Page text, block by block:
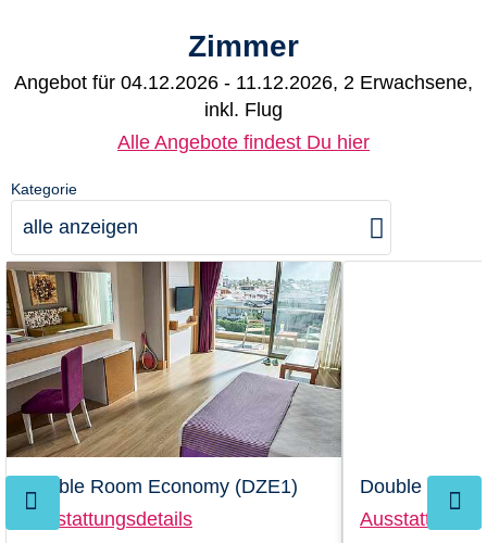
Zimmer
Angebot für 04.12.2026 - 11.12.2026, 2 Erwachsene,
inkl. Flug
Alle Angebote findest Du hier
Kategorie
alle anzeigen
Double Room Economy (DZE1)
Ausstattungsdetails
Double Room